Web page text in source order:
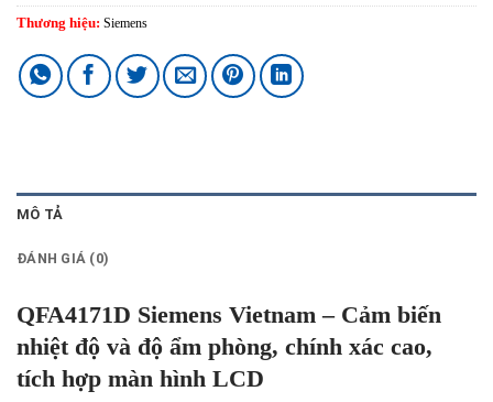
Thương hiệu: Siemens
MÔ TẢ
ĐÁNH GIÁ (0)
QFA4171D Siemens Vietnam – Cảm biến
nhiệt độ và độ ẩm phòng, chính xác cao,
tích hợp màn hình LCD